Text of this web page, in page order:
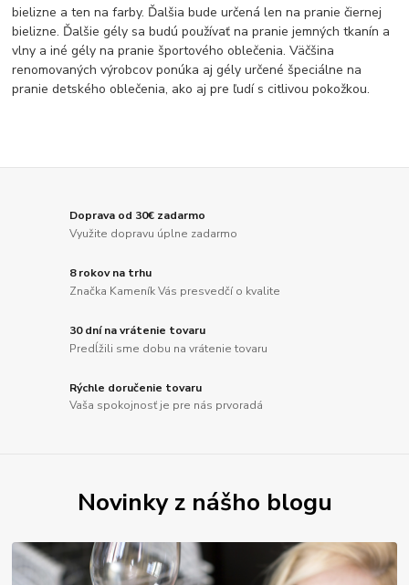
bielizne a ten na farby. Ďalšia bude určená len na pranie čiernej
bielizne. Ďalšie gély sa budú používať na pranie jemných tkanín a
vlny a iné gély na pranie športového oblečenia. Väčšina
renomovaných výrobcov ponúka aj gély určené špeciálne na
pranie detského oblečenia, ako aj pre ľudí s citlivou pokožkou.
Doprava od 30€ zadarmo
Využite dopravu úplne zadarmo
8 rokov na trhu
Značka Kameník Vás presvedčí o kvalite
30 dní na vrátenie tovaru
Predĺžili sme dobu na vrátenie tovaru
Rýchle doručenie tovaru
Vaša spokojnosť je pre nás prvoradá
Novinky z nášho blogu